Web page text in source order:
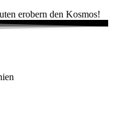
erobern den Kosmos!